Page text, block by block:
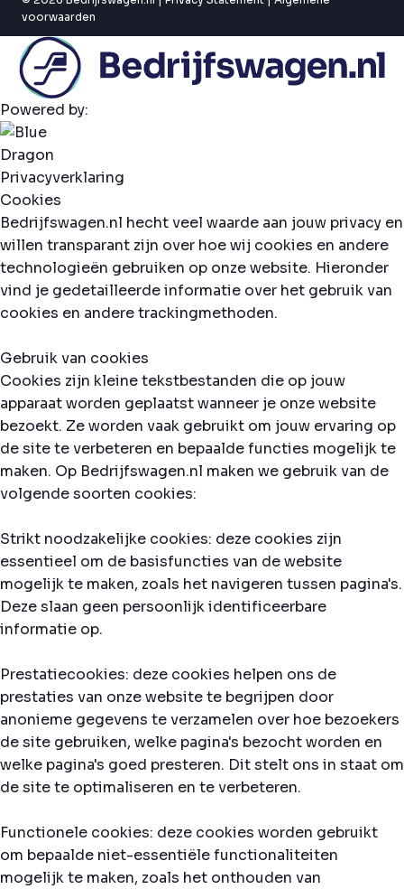
voorwaarden
Powered by:
Privacyverklaring
Cookies
Bedrijfswagen.nl hecht veel waarde aan jouw privacy en
willen transparant zijn over hoe wij cookies en andere
technologieën gebruiken op onze website. Hieronder
vind je gedetailleerde informatie over het gebruik van
cookies en andere trackingmethoden.
Gebruik van cookies
Cookies zijn kleine tekstbestanden die op jouw
apparaat worden geplaatst wanneer je onze website
bezoekt. Ze worden vaak gebruikt om jouw ervaring op
de site te verbeteren en bepaalde functies mogelijk te
maken. Op Bedrijfswagen.nl maken we gebruik van de
volgende soorten cookies:
Strikt noodzakelijke cookies: deze cookies zijn
essentieel om de basisfuncties van de website
mogelijk te maken, zoals het navigeren tussen pagina's.
Deze slaan geen persoonlijk identificeerbare
informatie op.
Prestatiecookies: deze cookies helpen ons de
prestaties van onze website te begrijpen door
anonieme gegevens te verzamelen over hoe bezoekers
de site gebruiken, welke pagina's bezocht worden en
welke pagina's goed presteren. Dit stelt ons in staat om
de site te optimaliseren en te verbeteren.
Functionele cookies: deze cookies worden gebruikt
om bepaalde niet-essentiële functionaliteiten
mogelijk te maken, zoals het onthouden van